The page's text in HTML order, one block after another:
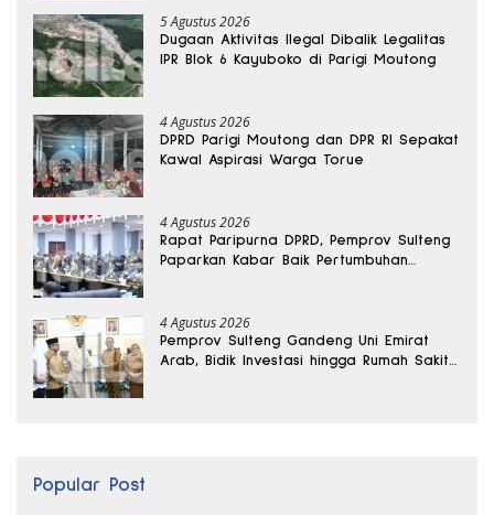
5 Agustus 2026
Dugaan Aktivitas Ilegal Dibalik Legalitas
IPR Blok 6 Kayuboko di Parigi Moutong
4 Agustus 2026
DPRD Parigi Moutong dan DPR RI Sepakat
Kawal Aspirasi Warga Torue
4 Agustus 2026
Rapat Paripurna DPRD, Pemprov Sulteng
Paparkan Kabar Baik Pertumbuhan
4 Agustus 2026
Pemprov Sulteng Gandeng Uni Emirat
Arab, Bidik Investasi hingga Rumah Sakit
Popular Post